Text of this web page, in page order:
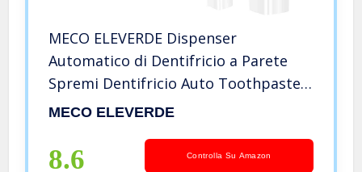
MECO ELEVERDE Dispenser
Automatico di Dentifricio a Parete
Spremi Dentifricio Auto Toothpaste
Dispenser Antipolvere per Bagno
per Adulti Bambini Famiglia
MECO ELEVERDE
8.6 Controlla Su Amazon